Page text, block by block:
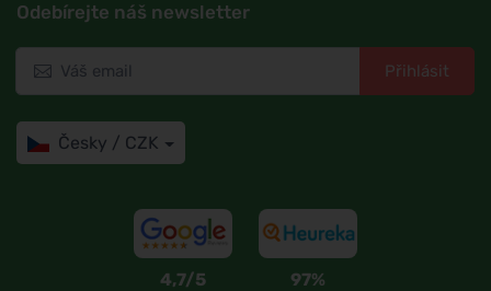
Odebírejte náš newsletter
Přihlásit
Česky / CZK
4,7/5 97%